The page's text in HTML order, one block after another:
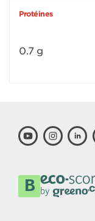
Protéines
0.7 g